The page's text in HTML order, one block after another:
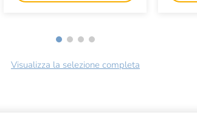
Visualizza la selezione completa